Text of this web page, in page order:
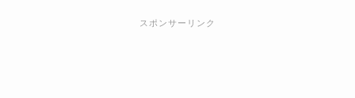
スポンサーリンク